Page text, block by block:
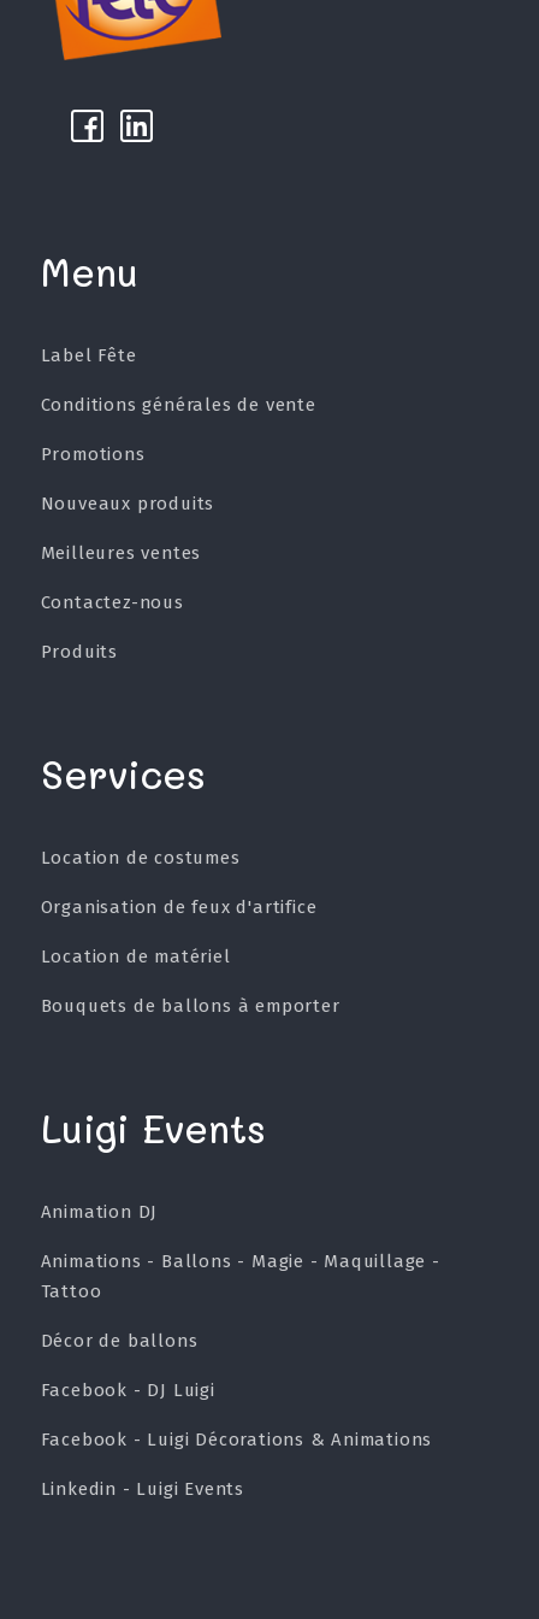
k µ
Menu
Label Fête
Conditions générales de vente
Promotions
Nouveaux produits
Meilleures ventes
Contactez-nous
Produits
Services
Location de costumes
Organisation de feux d'artifice
Location de matériel
Bouquets de ballons à emporter
Luigi Events
Animation DJ
Animations - Ballons - Magie - Maquillage -
Tattoo
Décor de ballons
Facebook - DJ Luigi
Facebook - Luigi Décorations & Animations
Linkedin - Luigi Events